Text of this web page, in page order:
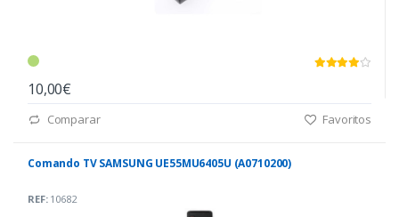
10,00€
Comparar Favoritos
Comando TV SAMSUNG UE55MU6405U (A0710200)
REF:10682